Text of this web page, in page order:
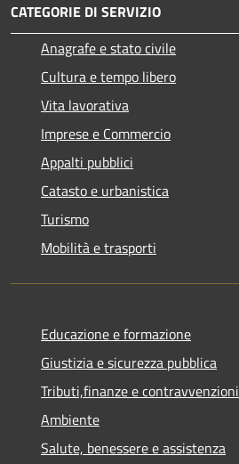
CATEGORIE DI SERVIZIO
Anagrafe e stato civile
Cultura e tempo libero
Vita lavorativa
Imprese e Commercio
Appalti pubblici
Catasto e urbanistica
Turismo
Mobilità e trasporti
Educazione e formazione
Giustizia e sicurezza pubblica
Tributi,finanze e contravvenzioni
Ambiente
Salute, benessere e assistenza